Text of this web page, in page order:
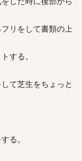
リをして書類の上
する。
て芝生をちょっと
る。